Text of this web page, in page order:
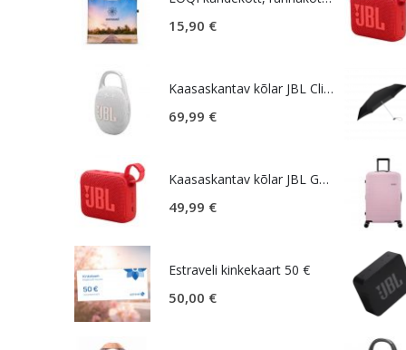
15,90 €
Kaasaskantav kõlar JBL Clip 5, IP67, valge
69,99 €
Kaasaskantav kõlar JBL GO 4, IP67, punane
49,99 €
Estraveli kinkekaart 50 €
50,00 €